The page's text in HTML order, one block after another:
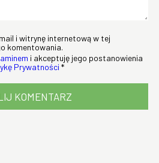
i witrynę internetową w tej
komentowania.
i akceptuję jego postanowienia
Prywatności *